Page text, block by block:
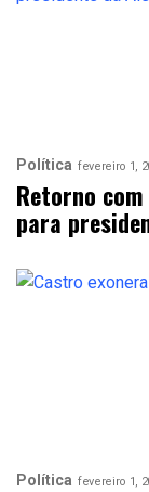
Política fevereiro 1,
Retorno
para
Política fevereiro 1,